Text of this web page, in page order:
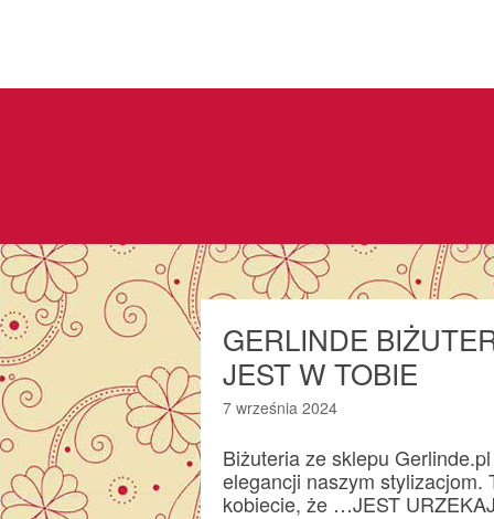
GERLINDE
JEST W TOBIE
7 września 2024
Biżuteria ze sklepu
elegancji naszym stylizacjom.
kobiecie, że …JEST